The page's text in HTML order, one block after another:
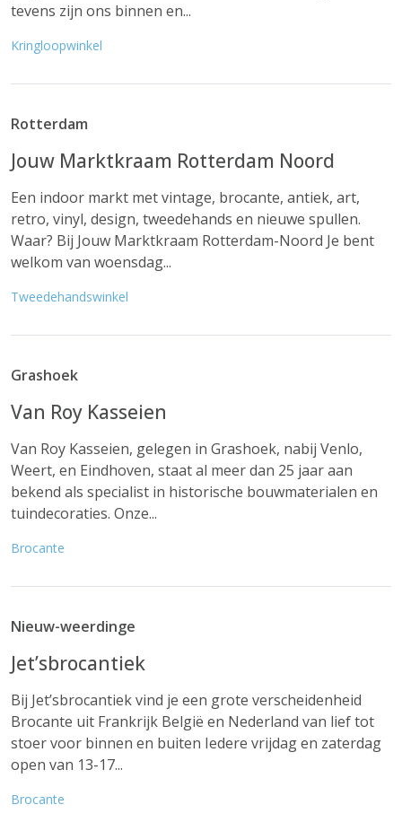
tevens zijn ons binnen en...
Kringloopwinkel
Rotterdam
Jouw Marktkraam Rotterdam Noord
Een indoor markt met vintage, brocante, antiek, art,
retro, vinyl, design, tweedehands en nieuwe spullen.
Waar? Bij Jouw Marktkraam Rotterdam-Noord Je bent
welkom van woensdag...
Tweedehandswinkel
Grashoek
Van Roy Kasseien
Van Roy Kasseien, gelegen in Grashoek, nabij Venlo,
Weert, en Eindhoven, staat al meer dan 25 jaar aan
bekend als specialist in historische bouwmaterialen en
tuindecoraties. Onze...
Brocante
Nieuw-weerdinge
Jet’sbrocantiek
Bij Jet’sbrocantiek vind je een grote verscheidenheid
Brocante uit Frankrijk België en Nederland van lief tot
stoer voor binnen en buiten Iedere vrijdag en zaterdag
open van 13-17...
Brocante